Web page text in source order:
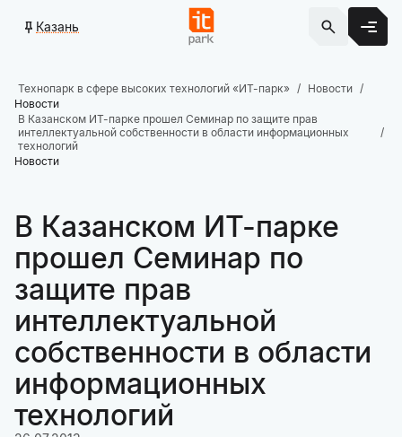
Казань
Технопарк в сфере высоких технологий «ИТ-парк»
Новости
Новости
В Казанском ИТ-парке прошел Семинар по защите прав
интеллектуальной собственности в области информационных
технологий
Новости
В Казанском ИТ-парке
прошел Семинар по
защите прав
интеллектуальной
собственности в области
информационных
технологий